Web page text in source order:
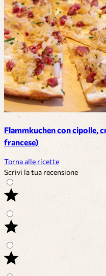
Flammkuchen con cipolle,
francese)
Torna alle ricette
Scrivi la tua recensione